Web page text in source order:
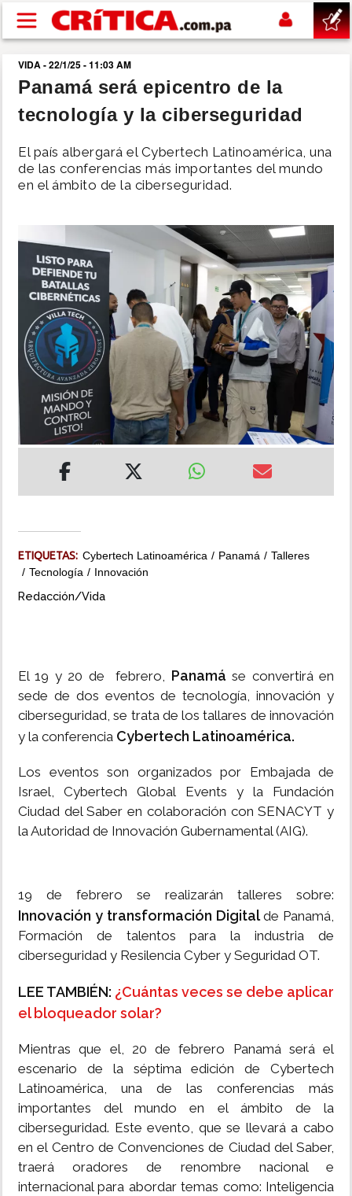
Pasar al contenido principal
buscar
SUCESOS
NACIONAL
SHOW
DEPORTES
MUNDO
INSÓLITAS
MULTIMEDIA
IMPRESO
VIDA - 22/1/25 - 11:03 AM
Panamá será epicentro de la
tecnología y la ciberseguridad
El país albergará el Cybertech Latinoamérica, una
de las conferencias más importantes del mundo
en el ámbito de la ciberseguridad.
ETIQUETAS: Cybertech Latinoamérica Panamá
Talleres
Tecnología
Innovación
Redacción/Vida
El 19 y 20 de febrero, Panamá se convertirá en
sede de dos eventos de tecnología, innovación y
ciberseguridad, se trata de los tallares de innovación
y la conferencia Cybertech Latinoamérica.
Los eventos son organizados por Embajada de
Israel, Cybertech Global Events y la Fundación
Ciudad del Saber en colaboración con SENACYT y
la Autoridad de Innovación Gubernamental (AIG).
19 de febrero se realizarán talleres sobre:
Innovación y transformación Digitalde Panamá,
Formación de talentos para la industria de
ciberseguridad y Resilencia Cyber y Seguridad OT.
LEE TAMBIÉN: ¿Cuántas veces se debe aplicar
el bloqueador solar?
Mientras que el, 20 de febrero Panamá será el
escenario de la séptima edición de Cybertech
Latinoamérica, una de las conferencias más
importantes del mundo en el ámbito de la
ciberseguridad. Este evento, que se llevará a cabo
en el Centro de Convenciones de Ciudad del Saber,
traerá oradores de renombre nacional e
internacional para abordar temas como: Inteligencia